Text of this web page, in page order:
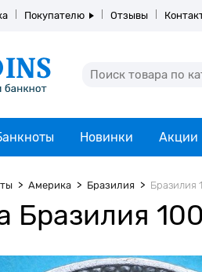
Покупателю Отзывы
Новинки Акции
Америка Бразилия Бразилия
Бразилия